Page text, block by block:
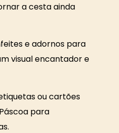
a cesta ainda
e adornos para
visual encantador e
ou cartões
para